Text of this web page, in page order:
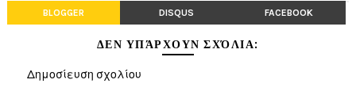
BLOGGER DISQUS FACEBOOK
ΔΕΝ ΥΠΆΡΧΟΥΝ ΣΧΌΛΙΑ:
Δημοσίευση σχολίου